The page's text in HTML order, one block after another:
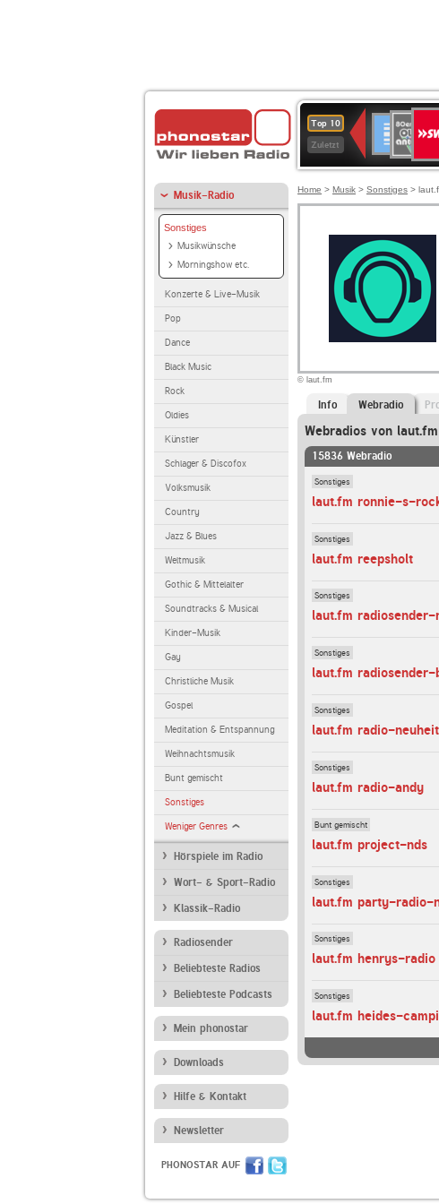
Top 10
Zuletzt
80er
90er
OLDIE
SWR
Kultur
NDR
2
Musik-Radio
Sonstiges
Musikwünsche
Morningshow etc.
Konzerte & Live-Musik
Pop
Dance
Black Music
Rock
Oldies
Künstler
Schlager & Discofox
Volksmusik
Country
Jazz & Blues
Weltmusik
Gothic & Mittelalter
Soundtracks & Musical
Kinder-Musik
Gay
Christliche Musik
Gospel
Meditation & Entspannung
Weihnachtsmusik
Bunt gemischt
Sonstiges
Weniger Genres
Hörspiele im Radio
Wort- & Sport-Radio
Klassik-Radio
Radiosender
Beliebteste Radios
Beliebteste Podcasts
Mein phonostar
Downloads
Hilfe & Kontakt
Newsletter
PHONOSTAR AUF
Home > Musik > Sonstiges >
© laut.fm
Info Webradio
Webradios von laut.fm
15836 Webradio
Sonstiges
laut.fm ronnie-s-
Sonstiges
laut.fm reepsholt
Sonstiges
laut.fm radiosender-
Sonstiges
laut.fm
Sonstiges
laut.fm radio-neuheit
Sonstiges
laut.fm radio-andy
Bunt gemischt
laut.fm project-nds
Sonstiges
laut.fm party-radio-
Sonstiges
laut.fm henrys-radio
Sonstiges
laut.fm heides-